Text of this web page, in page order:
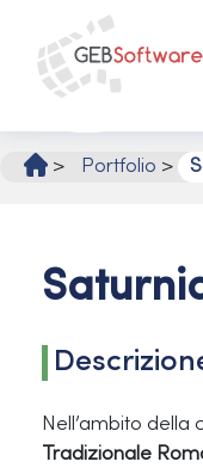
contenuto
> Portfolio >
Nell’ambito della
Tradizionale